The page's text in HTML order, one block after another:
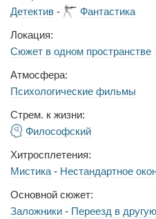
Детектив -
Фантастика
Локация:
Сюжет в одном пространстве
Атмосфера:
Психологические фильмы
Стрем. к жизни:
Философский
Хитросплетения:
Мистика - Нестандартное
Основной сюжет:
Заложники - Переезд в